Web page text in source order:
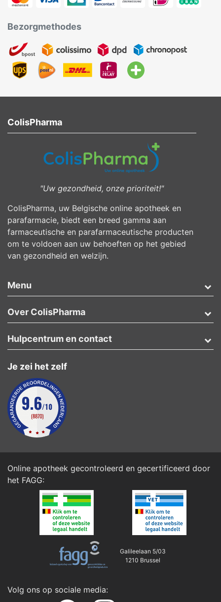
Bezorgmethodes
ColisPharma
"Uw gezondheid, onze prioriteit!"
ColisPharma, uw Belgische online apotheek en
parafarmacie, biedt een breed gamma aan
farmaceutische en parafarmaceutische producten
om te voldoen aan uw behoeften op het gebied
van gezondheid en welzijn.
Menu
Over ColisPharma
Je zei het zelf
Hulpcentrum en contact
Online apotheek gecontroleerd en gecertificeerd door
het FAGG:
Galileelaan 5/03
1210 Brussel
Volg ons op sociale media: